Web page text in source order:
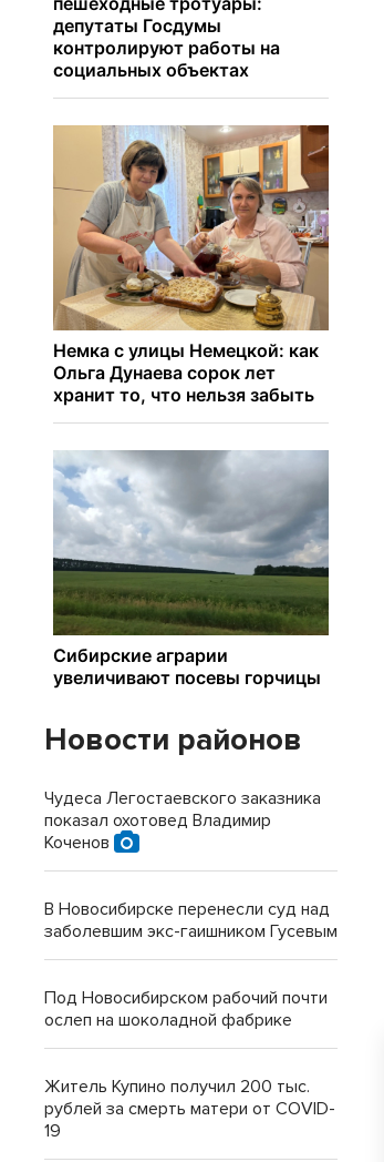
Новости районов
Чудеса Легостаевского заказника
показал охотовед Владимир
Коченов
В Новосибирске перенесли суд над
заболевшим экс-гаишником Гусевым
Под Новосибирском рабочий почти
ослеп на шоколадной фабрике
Житель Купино получил 200 тыс.
рублей за смерть матери от COVID-
19